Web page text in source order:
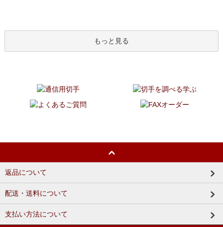
もっと見る
返品について
配送・送料について
支払い方法について